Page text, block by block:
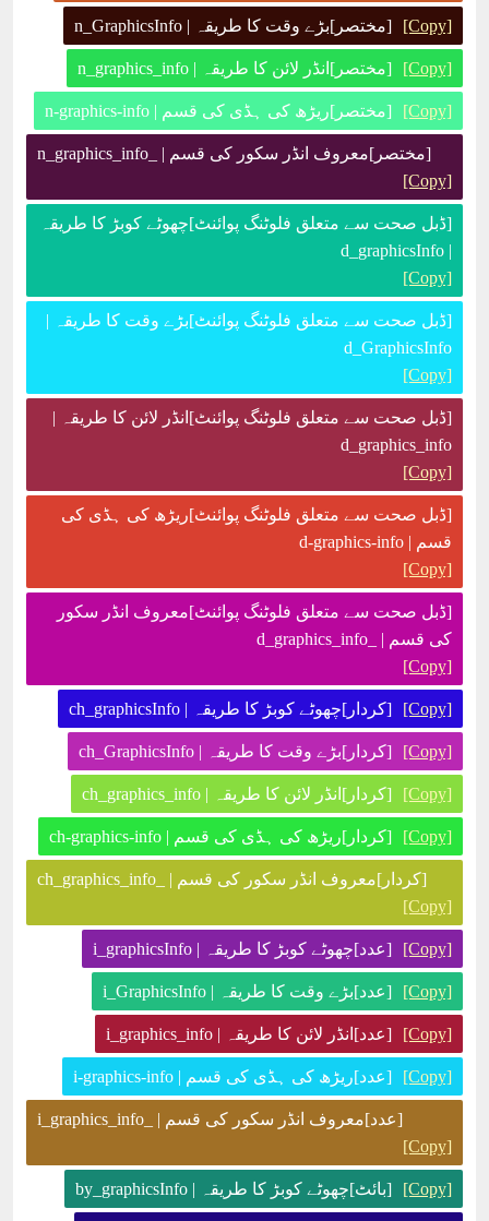
[مختصر]بڑے وقت کا طریقہ | n_GraphicsInfo [Copy]
[مختصر]انڈر لائن کا طریقہ | n_graphics_info [Copy]
[مختصر]ریڑھ کی ہڈی کی قسم | n-graphics-info [Copy]
[مختصر]معروف انڈر سکور کی قسم | _n_graphics_info
[Copy]
[ڈبل صحت سے متعلق فلوٹنگ پوائنٹ]چھوٹے کوبڑ کا طریقہ
| d_graphicsInfo
[Copy]
[ڈبل صحت سے متعلق فلوٹنگ پوائنٹ]بڑے وقت کا طریقہ |
d_GraphicsInfo
[Copy]
[ڈبل صحت سے متعلق فلوٹنگ پوائنٹ]انڈر لائن کا طریقہ |
d_graphics_info
[Copy]
[ڈبل صحت سے متعلق فلوٹنگ پوائنٹ]ریڑھ کی ہڈی کی
قسم | d-graphics-info
[Copy]
[ڈبل صحت سے متعلق فلوٹنگ پوائنٹ]معروف انڈر سکور
کی قسم | _d_graphics_info
[Copy]
[کردار]چھوٹے کوبڑ کا طریقہ | ch_graphicsInfo [Copy]
[کردار]بڑے وقت کا طریقہ | ch_GraphicsInfo [Copy]
[کردار]انڈر لائن کا طریقہ | ch_graphics_info [Copy]
[کردار]ریڑھ کی ہڈی کی قسم | ch-graphics-info [Copy]
[کردار]معروف انڈر سکور کی قسم | _ch_graphics_info
[Copy]
[عدد]چھوٹے کوبڑ کا طریقہ | i_graphicsInfo [Copy]
[عدد]بڑے وقت کا طریقہ | i_GraphicsInfo [Copy]
[عدد]انڈر لائن کا طریقہ | i_graphics_info [Copy]
[عدد]ریڑھ کی ہڈی کی قسم | i-graphics-info [Copy]
[عدد]معروف انڈر سکور کی قسم | _i_graphics_info
[Copy]
[بائٹ]چھوٹے کوبڑ کا طریقہ | by_graphicsInfo [Copy]